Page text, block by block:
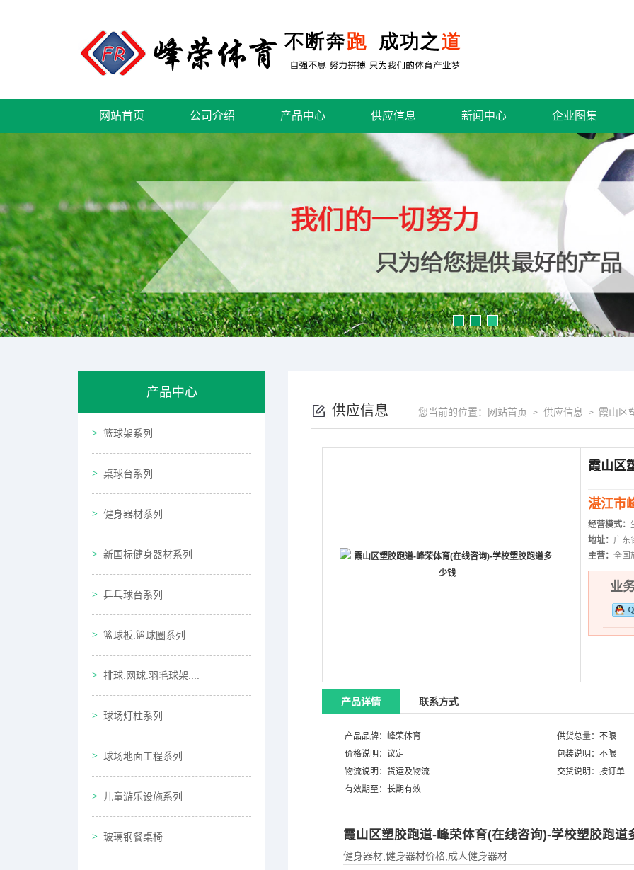
网站首页 公司介绍 产品中心 供应信息 新闻中心 企业图集
产品中心
篮球架系列
桌球台系列
健身器材系列
新国标健身器材系列
乒乓球台系列
篮球板.篮球圈系列
排球.网球.羽毛球架....
球场灯柱系列
球场地面工程系列
儿童游乐设施系列
玻璃钢餐桌椅
供应信息 您当前的位置： 网站首页 > 供应信息 > 霞山区
湛江市
经营模式：
地址： 广东
主营： 全国
业
产品详情 联系方式
产品品牌：峰荣体育
供货总量：不限
价格说明：议定
包装说明：不限
物流说明：货运及物流
交货说明：按订单
有效期至：长期有效
霞山区塑胶跑道-峰荣体育(在线咨询)-学校塑胶跑道
健身器材 健身器材价格 成人健身器材